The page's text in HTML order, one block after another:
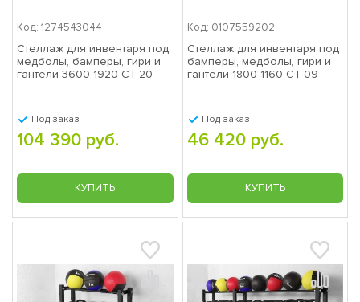
Код: 1274543044
Стеллаж для инвентаря под
медболы, бамперы, гири и
гантели 3600-1920 СТ-20
Под заказ
104 390 руб.
КУПИТЬ
Код: 0107559202
Стеллаж для инвентаря под
бамперы, медболы, гири и
гантели 1800-1160 СТ-09
Под заказ
46 420 руб.
КУПИТЬ